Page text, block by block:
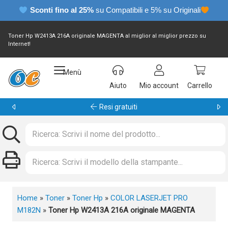
Sconti fino al 25% su Compatibili e 5% su Originali
Toner Hp W2413A 216A originale MAGENTA al miglior al miglior prezzo su
Internet!
Menù
Aiuto
Mio account Carrello
Garanzia 24 mesi
Home » Toner » Toner Hp » COLOR LASERJET PRO
M182N » Toner Hp W2413A 216A originale MAGENTA